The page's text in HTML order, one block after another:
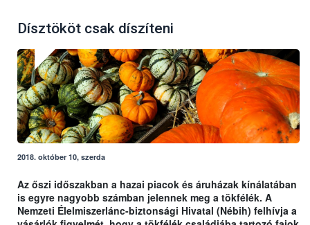
Dísztököt csak díszíteni
2018. október 10, szerda
Az őszi időszakban a hazai piacok és áruházak kínálatában
is egyre nagyobb számban jelennek meg a tökfélék. A
Nemzeti Élelmiszerlánc-biztonsági Hivatal (Nébih) felhívja a